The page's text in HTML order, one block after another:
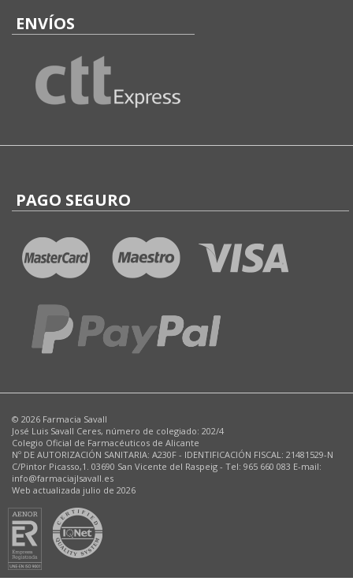
ENVÍOS
PAGO SEGURO
© 2026 Farmacia Savall
José Luis Savall Ceres, número de colegiado: 202/4
Colegio Oficial de Farmacéuticos de Alicante
Nº DE AUTORIZACIÓN SANITARIA: A230F - IDENTIFICACIÓN FISCAL: 21481529-N
C/Pintor Picasso,1. 03690 San Vicente del Raspeig - Tel: 965 660 083 E-mail:
info@farmaciajlsavall.es
Web actualizada julio de 2026